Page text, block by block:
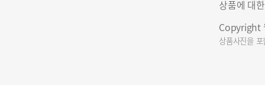
상품에 대
Copyright
상품사진을